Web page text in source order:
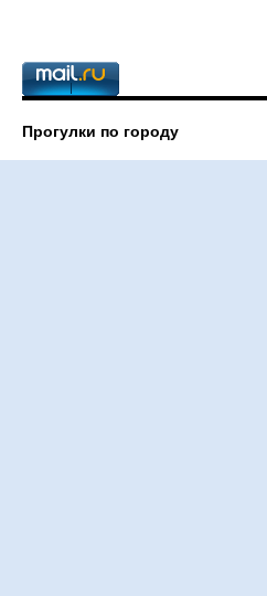
Прогулки по городу